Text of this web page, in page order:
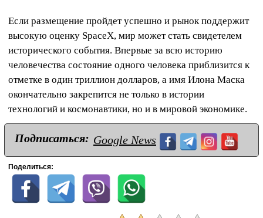
Если размещение пройдет успешно и рынок поддержит
высокую оценку SpaceX, мир может стать свидетелем
исторического события. Впервые за всю историю
человечества состояние одного человека приблизится к
отметке в один триллион долларов, а имя Илона Маска
окончательно закрепится не только в истории
технологий и космонавтики, но и в мировой экономике.
Подписаться: Google News
Поделиться: